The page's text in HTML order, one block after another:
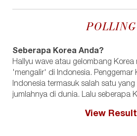
POLLING
Seberapa Korea Anda?
Hallyu wave atau gelombang Korea
'mengalir' di Indonesia. Penggemar
Indonesia termasuk salah satu
jumlahnya di dunia. Lalu seberapa
View Result